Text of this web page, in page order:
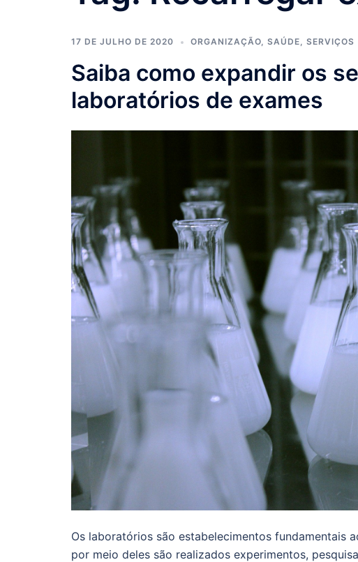
17 DE JULHO DE 2020 ORGANIZAÇÃO, SAÚDE, SERVIÇOS
Saiba como expandir os
laboratórios de exames
Os laboratórios são estabelecimentos fundamentais
por meio deles são realizados experimentos,